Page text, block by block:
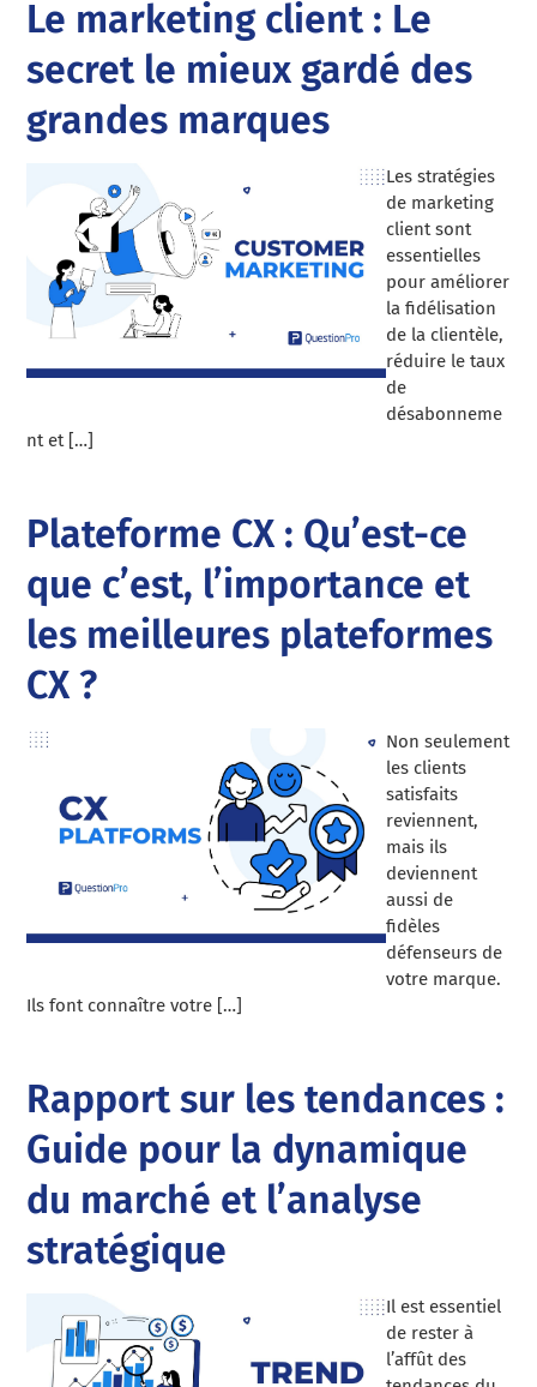
Le marketing client : Le
secret le mieux gardé des
grandes marques
Les stratégies
de marketing
client sont
essentielles
pour améliorer
la fidélisation
de la clientèle,
réduire le taux
de
désabonneme
nt et […]
Plateforme CX : Qu’est-ce
que c’est, l’importance et
les meilleures plateformes
CX ?
Non seulement
les clients
satisfaits
reviennent,
mais ils
deviennent
aussi de
fidèles
défenseurs de
votre marque.
Ils font connaître votre […]
Rapport sur les tendances :
Guide pour la dynamique
du marché et l’analyse
stratégique
Il est essentiel
de rester à
l’affût des